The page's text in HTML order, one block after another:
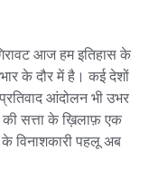
आज हम इतिहास के
के दौर में है। कई देशों
आंदोलन भी उभर
की सत्ता के ख़िलाफ़ एक
विनाशकारी पहलू अब